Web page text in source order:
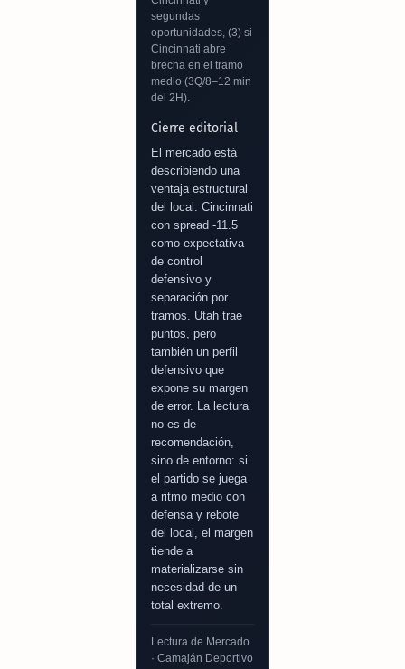
segundas
oportunidades, (3) si
Cincinnati abre
brecha en el tramo
medio (3Q/8–12 min
del 2H).
Cierre editorial
El mercado está
describiendo una
ventaja estructural
del local: Cincinnati
con spread -11.5
como expectativa
de control
defensivo y
separación por
tramos. Utah trae
puntos, pero
también un perfil
defensivo que
expone su margen
de error. La lectura
no es de
recomendación,
sino de entorno: si
el partido se juega
a ritmo medio con
defensa y rebote
del local, el margen
tiende a
materializarse sin
necesidad de un
total extremo.
Lectura de Mercado
· Camaján Deportivo